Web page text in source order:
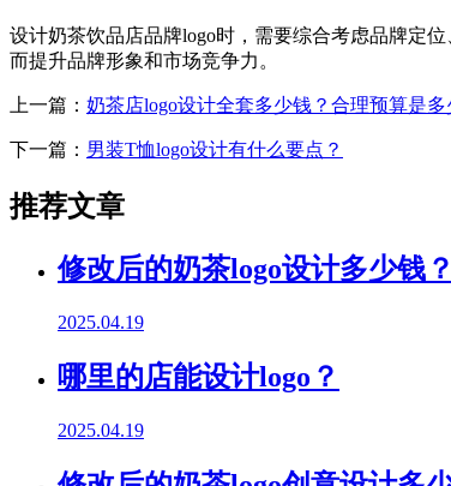
设计奶茶饮品店品牌logo时，需要综合考虑品牌定
而提升品牌形象和市场竞争力。
上一篇： 奶茶店logo设计全套多少钱？合理预算是多
下一篇： 男装T恤logo设计有什么要点？
推荐文章
修改后的奶茶logo设计多少钱？
2025.04.19
哪里的店能设计logo？
2025.04.19